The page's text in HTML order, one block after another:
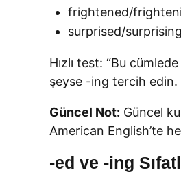
frightened/
surprised/surprising
Hızlı test: “Bu
şeyse -ing tercih edin.
Güncel Not: Güncel
American English’te
-ed ve -ing